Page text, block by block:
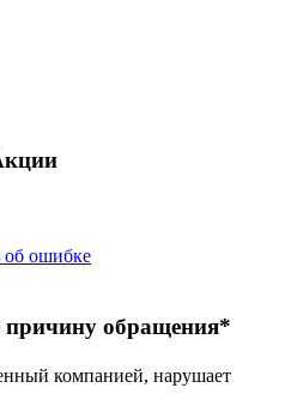
об ошибке
причину обращения*
компанией, нарушает